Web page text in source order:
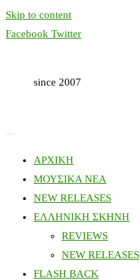
Skip to content
Facebook Twitter
since 2007
ΑΡΧΙΚΗ
ΜΟΥΣΙΚΑ ΝΕΑ
NEW RELEASES
ΕΛΛΗΝΙΚΗ ΣΚΗΝΗ
REVIEWS
NEW RELEASES
FLASH BACK